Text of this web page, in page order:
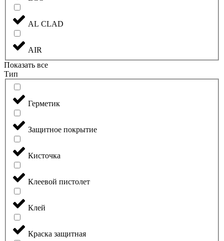
AL CLAD
AIR
Показать все
Тип
Герметик
Защитное покрытие
Кисточка
Клеевой пистолет
Клей
Краска защитная